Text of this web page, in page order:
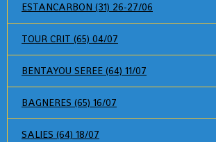
ESTANCARBON (31) 26-27/06
TOUR CRIT (65) 04/07
BENTAYOU SEREE (64) 11/07
BAGNERES (65) 16/07
SALIES (64) 18/07